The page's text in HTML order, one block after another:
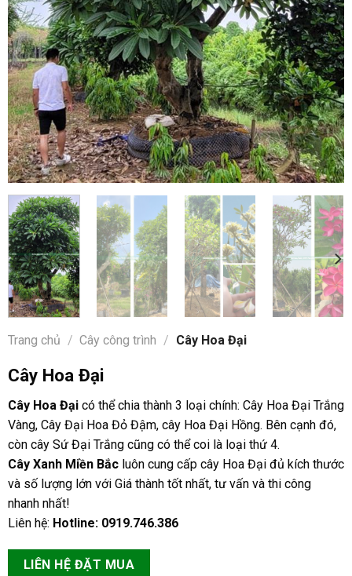
Trang chủ / Cây công trình / Cây Hoa Đại
Cây Hoa Đại
Cây Hoa Đạicó thể chia thành 3 loại chính: Cây Hoa Đại Trắng
Vàng, Cây Đại Hoa Đỏ Đậm, cây Hoa Đại Hồng. Bên cạnh đó,
còn cây Sứ Đại Trắng cũng có thể coi là loại thứ 4.
Cây Xanh Miền Bắcluôn cung cấp cây Hoa Đại đủ kích thước
và số lượng lớn với Giá thành tốt nhất, tư vấn và thi công
nhanh nhất!
Liên hệ: Hotline: 0919.746.386
LIÊN HỆ ĐẶT MUA